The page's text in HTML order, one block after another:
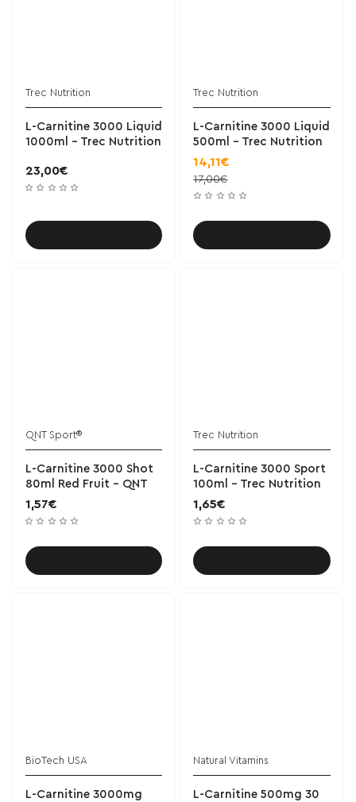
Trec Nutrition
L-Carnitine 3000 Liquid
1000ml - Trec Nutrition
23,00€
Trec Nutrition
L-Carnitine 3000 Liquid
500ml - Trec Nutrition
14,11€
17,00€
QNT Sport®
L-Carnitine 3000 Shot
80ml Red Fruit - QNT
1,57€
Trec Nutrition
L-Carnitine 3000 Sport
100ml - Trec Nutrition
1,65€
BioTech USA
L-Carnitine 3000mg
Natural Vitamins
L-Carnitine 500mg 30